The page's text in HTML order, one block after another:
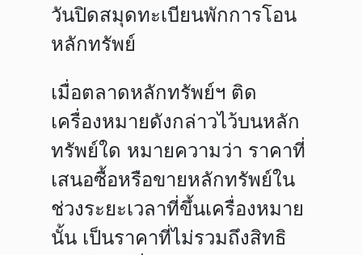
วันปิดสมุดทะเบียนพักการโอน
หลักทรัพย์
เมื่อตลาดหลักทรัพย์ฯ ติด
เครื่องหมายดังกล่าวไว้บนหลัก
ทรัพย์ใด หมายความว่า ราคาที่
เสนอซื้อหรือขายหลักทรัพย์ใน
ช่วงระยะเวลาที่ขึ้นเครื่องหมาย
นั้น เป็นราคาที่ไม่รวมถึงสิทธิ